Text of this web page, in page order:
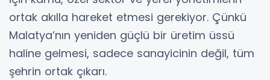
ortak akılla hareket etmesi gerekiyor. Çünkü
Malatya’nın yeniden güçlü bir üretim üssü
haline gelmesi, sadece sanayicinin değil, tüm
şehrin ortak çıkarı.